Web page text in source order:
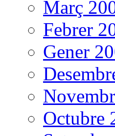
Març
Febrer
Gener
Octubre